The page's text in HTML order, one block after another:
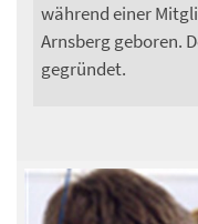
während einer
Arnsberg geboren.
gegründet.